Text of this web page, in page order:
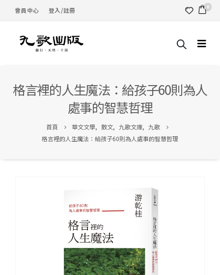
會員中心 登入/註冊 0
格言裡的人生魔法：給孩子60則為人
處事的智慧哲理
首頁 華文文學, 散文, 九歌文庫, 九歌
格言裡的人生魔法：給孩子60則為人處事的智慧哲理